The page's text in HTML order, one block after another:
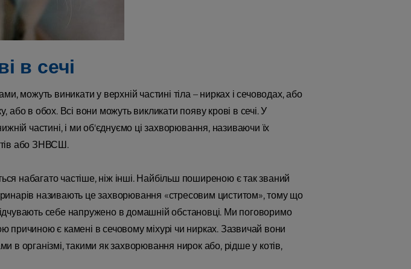
в сечі
можуть виникати у верхній частині тіла – нирках і сечоводах, або
або в обох. Всі вони можуть викликати появу крові в сечі. У
частині, і ми об'єднуємо ці захворювання, називаючи їх
або ЗНВСШ.
набагато частіше, ніж інші. Найбільш поширеною є так званий
називають це захворювання «стресовим циститом», тому що
себе напружено в домашній обстановці. Ми поговоримо
є камені в сечовому міхурі чи нирках. Зазвичай вони
в організмі, такими як захворювання нирок або, рідше у котів,